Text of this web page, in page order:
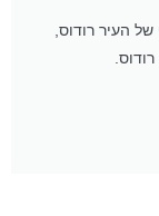
העיר רודוס,